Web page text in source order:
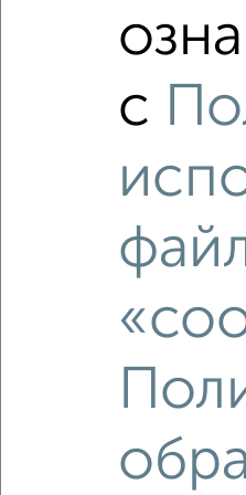
Рядом, с меньшей
с